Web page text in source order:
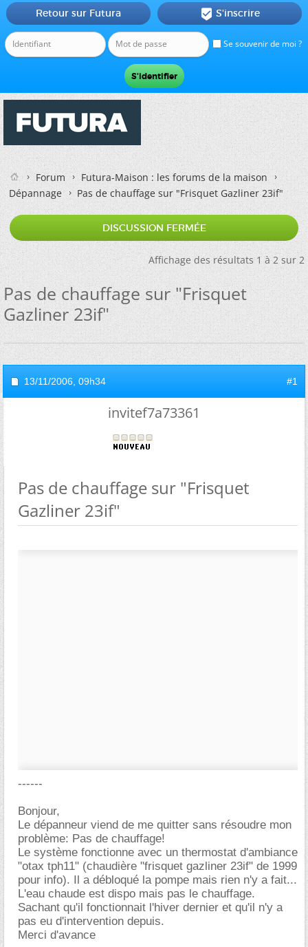
Se souvenir de moi ?
Retour sur Futura  S'inscrire
Forum
Futura-Maison : les forums de la maison
Dépannage
Pas de chauffage sur "Frisquet Gazliner 23if"
DISCUSSION FERMÉE
Affichage des résultats 1 à 2 sur 2
Pas de chauffage sur "Frisquet
Gazliner 23if"
13/11/2006, 09h34 #1
invitef7a73361
Pas de chauffage sur "Frisquet
Gazliner 23if"
------
Bonjour,
Le dépanneur viend de me quitter sans résoudre mon
problème: Pas de chauffage!
Le système fonctionne avec un thermostat d'ambiance
"otax tph11" (chaudière "frisquet gazliner 23if" de 1999
pour info). Il a débloqué la pompe mais rien n'y a fait...
L'eau chaude est dispo mais pas le chauffage.
Sachant qu'il fonctionnait l'hiver dernier et qu'il n'y a
pas eu d'intervention depuis.
Merci d'avance